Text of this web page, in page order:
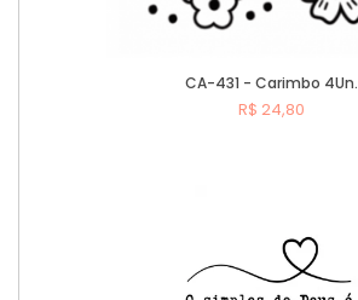
CA-431 - Carimbo 4Un.
R$ 24,80